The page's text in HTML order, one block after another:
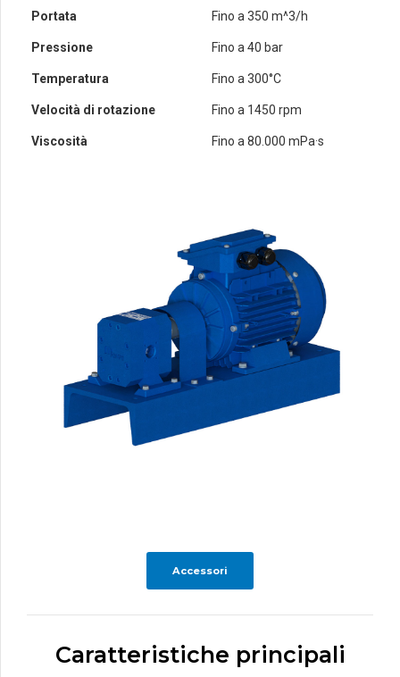
Portata Fino a 350 m^3/h
Pressione Fino a 40 bar
Temperatura Fino a 300°C
Velocità di rotazione Fino a 1450 rpm
Viscosità Fino a 80.000 mPa·s
Accessori
Caratteristiche principali